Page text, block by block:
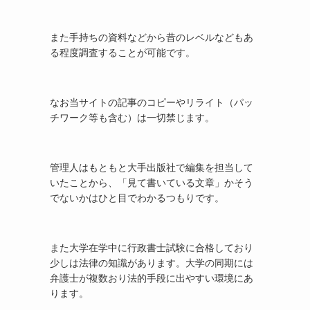
また手持ちの資料などから昔のレベルなどもあ
る程度調査することが可能です。
なお当サイトの記事のコピーやリライト（パッ
チワーク等も含む）は一切禁じます。
管理人はもともと大手出版社で編集を担当して
いたことから、「見て書いている文章」かそう
でないかはひと目でわかるつもりです。
また大学在学中に行政書士試験に合格しており
少しは法律の知識があります。大学の同期には
弁護士が複数おり法的手段に出やすい環境にあ
ります。